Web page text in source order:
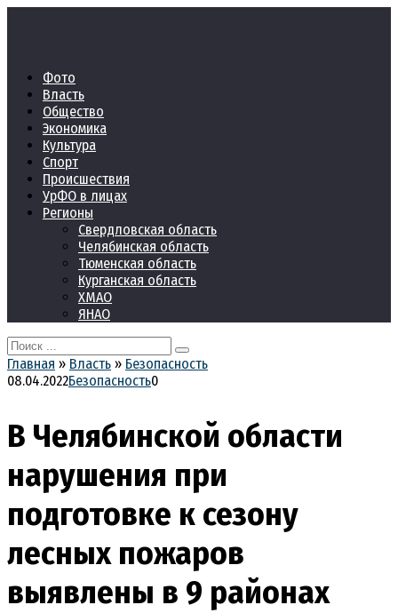
Фото
Власть
Общество
Экономика
Культура
Спорт
Происшествия
УрФО в лицах
Регионы
Свердловская область
Челябинская область
Тюменская область
Курганская область
ХМАО
ЯНАО
Search
for:
Главная » Власть » Безопасность
08.04.2022Безопасность0
В Челябинской области
нарушения при
подготовке к сезону
лесных пожаров
выявлены в 9 районах